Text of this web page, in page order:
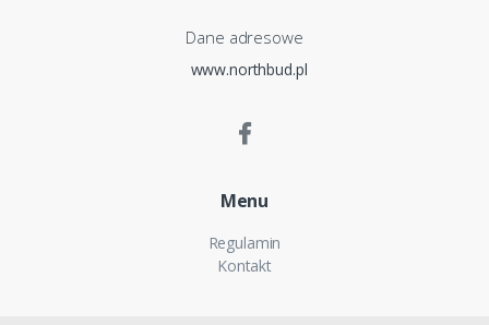
Dane adresowe
www.northbud.pl
Menu
Regulamin
Kontakt